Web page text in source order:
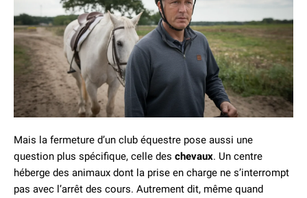
Mais la fermeture d’un club équestre pose aussi une
question plus spécifique, celle des chevaux. Un centre
héberge des animaux dont la prise en charge ne s’interrompt
pas avec l’arrêt des cours. Autrement dit, même quand